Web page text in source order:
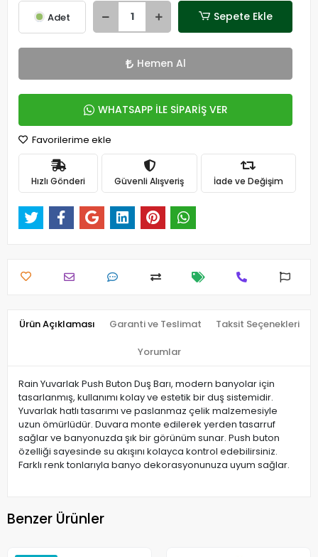
Adet Sepete Ekle
Hemen Al
WHATSAPP İLE SİPARİŞ VER
Favorilerime ekle
Hızlı Gönderi Güvenli Alışveriş İade ve Değişim
Ürün Açıklaması Garanti ve Teslimat Taksit Seçenekleri
Yorumlar
​Rain Yuvarlak Push Buton Duş Barı, modern banyolar için
tasarlanmış, kullanımı kolay ve estetik bir duş sistemidir.
Yuvarlak hatlı tasarımı ve paslanmaz çelik malzemesiyle
uzun ömürlüdür. Duvara monte edilerek yerden tasarruf
sağlar ve banyonuzda şık bir görünüm sunar. Push buton
özelliği sayesinde su akışını kolayca kontrol edebilirsiniz.
Farklı renk tonlarıyla banyo dekorasyonunuza uyum sağlar.​
Benzer Ürünler